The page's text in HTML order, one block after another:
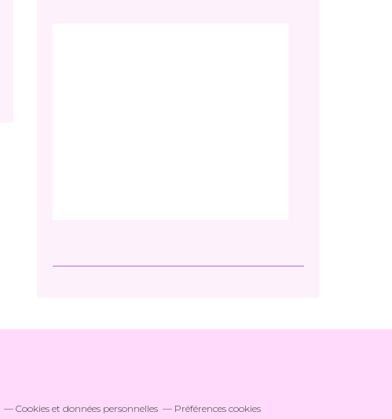
Cookies et données personnelles Préférences cookies